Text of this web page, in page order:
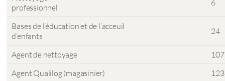
professionnel
6
Bases de l’éducation et de l’acceuil
d’enfants
24
Agent de nettoyage
107
Agent Qualilog (magasinier)
123